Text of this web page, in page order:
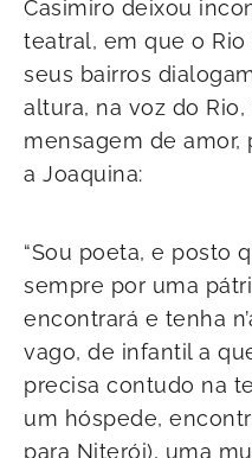
Casimiro deixou
teatral, em que o
seus bairros
altura, na voz do
mensagem de
a Joaquina:
“Sou poeta, e posto
sempre por uma
encontrará e tenha
vago, de infantil a
precisa contudo na
um hóspede,
para Niterói), uma